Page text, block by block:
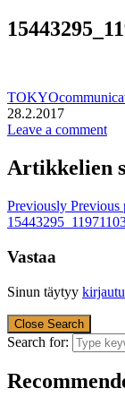
28.2.2017
Leave a comment
Artikkelien
Previously Previous
Vastaa
Sinun täytyy
Close Search
Search for: